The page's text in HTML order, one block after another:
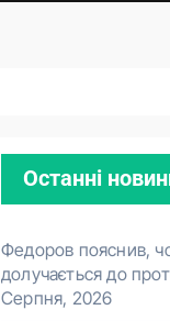
Останні
Федоров пояснив,
долучається до
Серпня, 2026